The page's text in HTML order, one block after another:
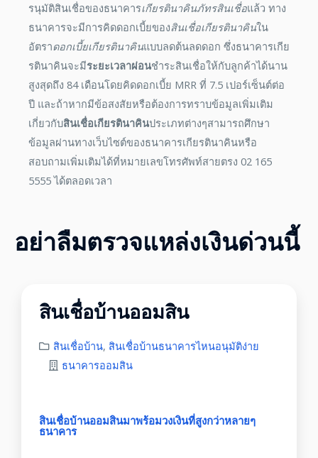
รนุมัติสินเชื่อของธนาคารเกียรตินาคินภัทรสินเชื่อแล้ว ทาง
ธนาคารจะมีการคิดดอกเบี้ยของสินเชื่อเกียรตินาคินใน
อัตราดอกเบี้ยเกียรตินาคินแบบลดต้นลดดอก ซึ่งธนาคารเกีย
รตินาคินจะมีระยะเวลาผ่อนชำระสินเชื่อให้กับลูกค้าได้นาน
สูงสุดถึง 84 เดือนโดยคิดดอกเบี้ย MRR ที่ 7.5 เปอร์เซ็นต์ต่อ
ปี และถ้าหากมีข้อสงสัยหรือต้องการทราบข้อมูลเพิ่มเติม
เกี่ยวกับสินเชื่อเกียรตินาคินประเภทต่างๆสามารถศึกษา
ข้อมูลผ่านทางเว็บไซต์ของธนาคารเกียรตินาคินหรือ
สอบถามเพิ่มเติมได้ที่หมายเลขโทรศัพท์สายตรง 02 165
5555 ได้ตลอดเวลา
อย่าลืมตรวจแหล่งเงินด่วนนี้
สินเชื่อบ้านออมสิน
สินเชื่อบ้าน, สินเชื่อบ้านธนาคารไหนอนุมัติง่าย
ธนาคารออมสิน
สินเชื่อบ้านออมสินมาพร้อมวงเงินที่สูงกว่าหลายๆ
ธนาคาร